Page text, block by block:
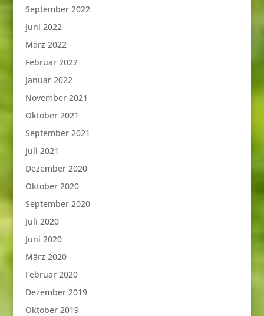
September 2022
Juni 2022
März 2022
Februar 2022
Januar 2022
November 2021
Oktober 2021
September 2021
Juli 2021
Dezember 2020
Oktober 2020
September 2020
Juli 2020
Juni 2020
März 2020
Februar 2020
Dezember 2019
Oktober 2019